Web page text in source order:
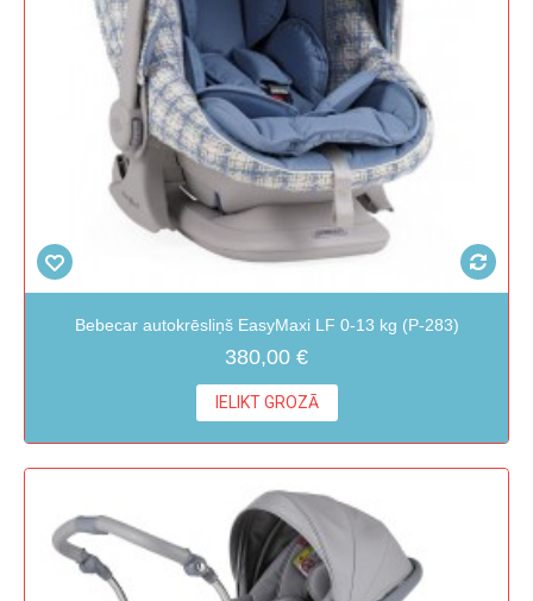
Bebecar autokrēsliņš EasyMaxi LF 0-13 kg (P-283)
380,00 €
IELIKT GROZĀ